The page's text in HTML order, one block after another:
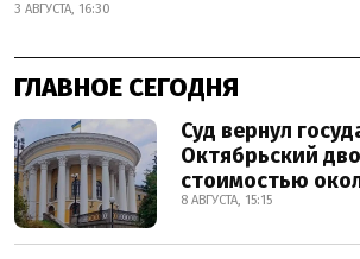
3 АВГУСТА, 16:30
ГЛАВНОЕ СЕГОДНЯ
Суд вернул
Октябрьский
стоимостью
8 АВГУСТА, 15:15